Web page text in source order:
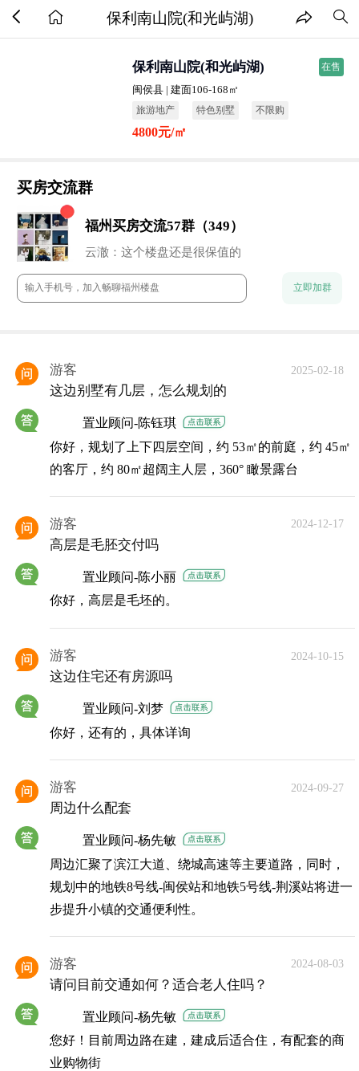
保利南山院(和光屿湖)
保利南山院(和光屿湖) 在售
闽侯县 | 建面106-168㎡
旅游地产 特色别墅 不限购
改善房
4800元/㎡
买房交流群
福州买房交流57群（349）
小石头：地段还行
阿香：未来升值空间还是很高的
云澈：这个楼盘还是很保值的
立即加群
游客 2025-02-18
这边别墅有几层，怎么规划的
置业顾问-陈钰琪
你好，规划了上下四层空间，约 53㎡的前庭，约 45㎡
的客厅，约 80㎡超阔主人层，360° 瞰景露台
游客 2024-12-17
高层是毛胚交付吗
置业顾问-陈小丽
你好，高层是毛坯的。
游客 2024-10-15
这边住宅还有房源吗
置业顾问-刘梦
你好，还有的，具体详询
游客 2024-09-27
周边什么配套
置业顾问-杨先敏
周边汇聚了滨江大道、绕城高速等主要道路，同时，
规划中的地铁8号线-闽侯站和地铁5号线-荆溪站将进一
步提升小镇的交通便利性。
游客 2024-08-03
请问目前交通如何？适合老人住吗？
置业顾问-杨先敏
您好！目前周边路在建，建成后适合住，有配套的商
业购物街